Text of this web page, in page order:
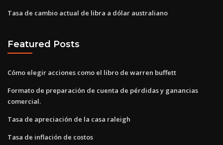
Tasa de cambio actual de libra a dólar australiano
Featured Posts
Cómo elegir acciones como el libro de warren buffett
Formato de preparación de cuenta de pérdidas y ganancias
comercial.
Tasa de apreciación de la casa raleigh
Tasa de inflación de costos